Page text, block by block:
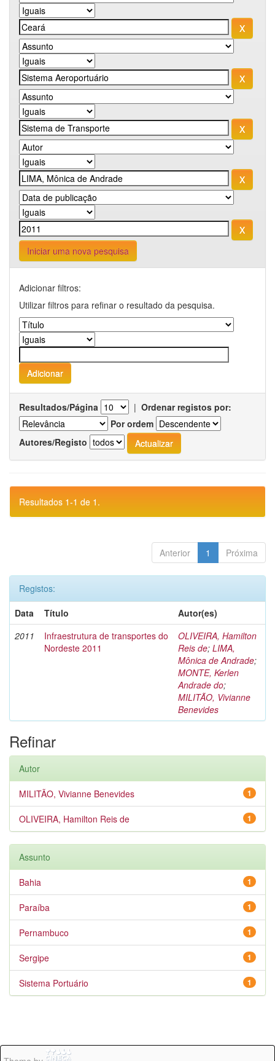
Iniciar uma nova pesquisa
Adicionar filtros:
Utilizar filtros para refinar o resultado da pesquisa.
Resultados/Página | Ordenar registos por:
Por ordem
Autores/Registo
Resultados 1-1 de 1.
Anterior 1 Próxima
Registos:
Data
Título
Autor(es)
2011
Infraestrutura de transportes do
Nordeste 2011
OLIVEIRA, Hamilton
Reis de; LIMA,
Mônica de Andrade;
MONTE, Kerlen
Andrade do;
MILITÃO, Vivianne
Benevides
Refinar
Autor
1
MILITÃO, Vivianne Benevides
1
OLIVEIRA, Hamilton Reis de
Assunto
1
Bahia
1
Paraíba
1
Pernambuco
1
Sergipe
1
Sistema Portuário